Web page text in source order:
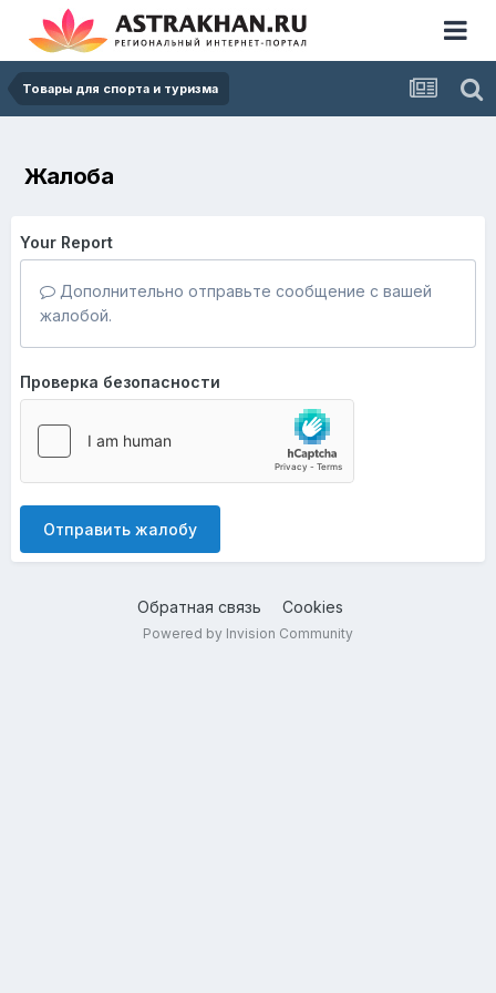
Товары для спорта и туризма
Жалоба
Your Report
Дополнительно отправьте сообщение с вашей
жалобой.
Проверка безопасности
Отправить жалобу
Обратная связь Cookies
Powered by Invision Community